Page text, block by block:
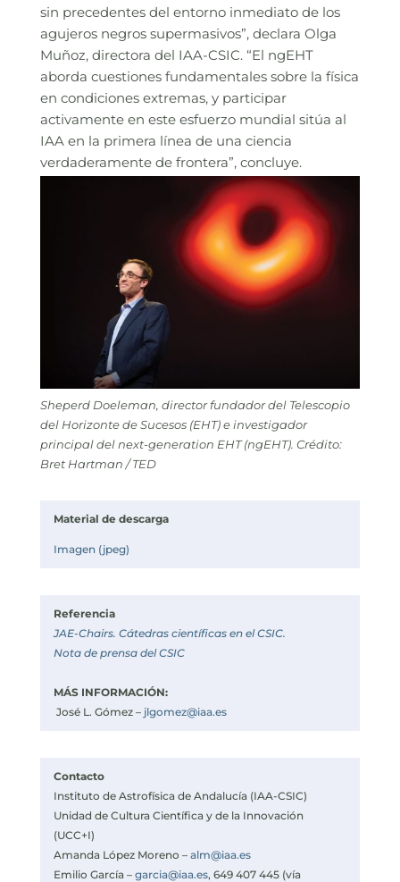
sin precedentes del entorno inmediato de los
agujeros negros supermasivos”, declara Olga
Muñoz, directora del IAA-CSIC. “El ngEHT
aborda cuestiones fundamentales sobre la física
en condiciones extremas, y participar
activamente en este esfuerzo mundial sitúa al
IAA en la primera línea de una ciencia
verdaderamente de frontera”, concluye.
Sheperd Doeleman, director fundador del Telescopio
del Horizonte de Sucesos (EHT) e investigador
principal del next-generation EHT (ngEHT). Crédito:
Bret Hartman / TED
Material de descarga
Imagen (jpeg)
Referencia
JAE-Chairs. Cátedras científicas en el CSIC.
Nota de prensa del CSIC
MÁS INFORMACIÓN:
José L. Gómez – jlgomez@iaa.es
Contacto
Instituto de Astrofísica de Andalucía (IAA-CSIC)
Unidad de Cultura Científica y de la Innovación
(UCC+I)
Amanda López Moreno – alm@iaa.es
Emilio García – garcia@iaa.es, 649 407 445 (vía